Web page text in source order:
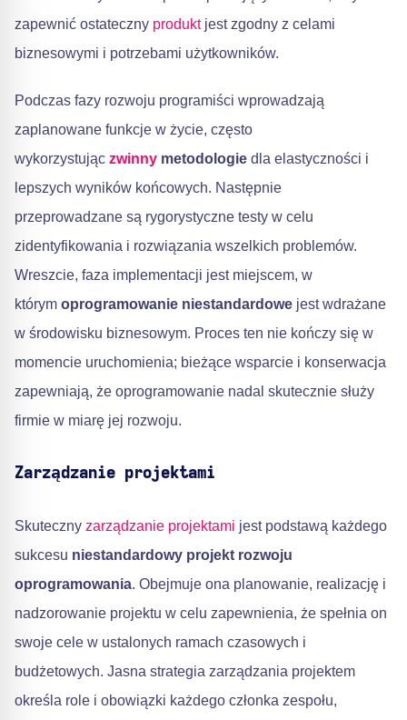
zapewnić ostateczny produktjest zgodny z celami
biznesowymi i potrzebami użytkowników.
Podczas fazy rozwoju programiści wprowadzają
zaplanowane funkcje w życie, często
wykorzystując zwinny metodologie dla elastyczności i
lepszych wyników końcowych. Następnie
przeprowadzane są rygorystyczne testy w celu
zidentyfikowania i rozwiązania wszelkich problemów.
Wreszcie, faza implementacji jest miejscem, w
którym oprogramowanie niestandardowe jest wdrażane
w środowisku biznesowym. Proces ten nie kończy się w
momencie uruchomienia; bieżące wsparcie i konserwacja
zapewniają, że oprogramowanie nadal skutecznie służy
firmie w miarę jej rozwoju.
Zarządzanie projektami
Skuteczny zarządzanie projektami jest podstawą każdego
sukcesu niestandardowy projekt rozwoju
oprogramowania. Obejmuje ona planowanie, realizację i
nadzorowanie projektu w celu zapewnienia, że spełnia on
swoje cele w ustalonych ramach czasowych i
budżetowych. Jasna strategia zarządzania projektem
określa role i obowiązki każdego członka zespołu,